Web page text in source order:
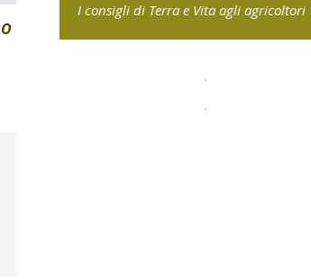
I consigli di Terra e Vita agli agricoltori